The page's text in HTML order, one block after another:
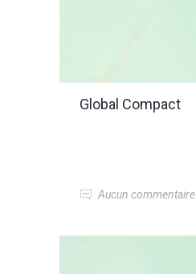
Global Compact
Aucun commentaire